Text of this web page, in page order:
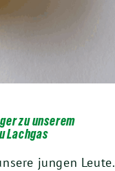
zu unserem
Lachgas
jungen Leute.